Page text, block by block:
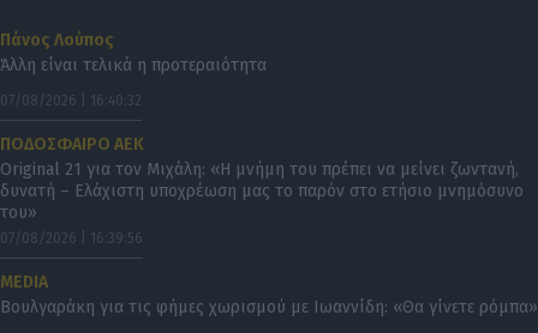
Πάνος Λούπος
Άλλη είναι τελικά η προτεραιότητα
07/08/2026 | 16:40:32
ΠΟΔΟΣΦΑΙΡΟ ΑΕΚ
Original 21 για τον Μιχάλη: «Η μνήμη του πρέπει να μείνει ζωντανή,
δυνατή – Ελάχιστη υποχρέωση μας το παρόν στο ετήσιο μνημόσυνο
του»
07/08/2026 | 16:39:56
MEDIA
Βουλγαράκη για τις φήμες χωρισμού με Ιωαννίδη: «Θα γίνετε ρόμπα»